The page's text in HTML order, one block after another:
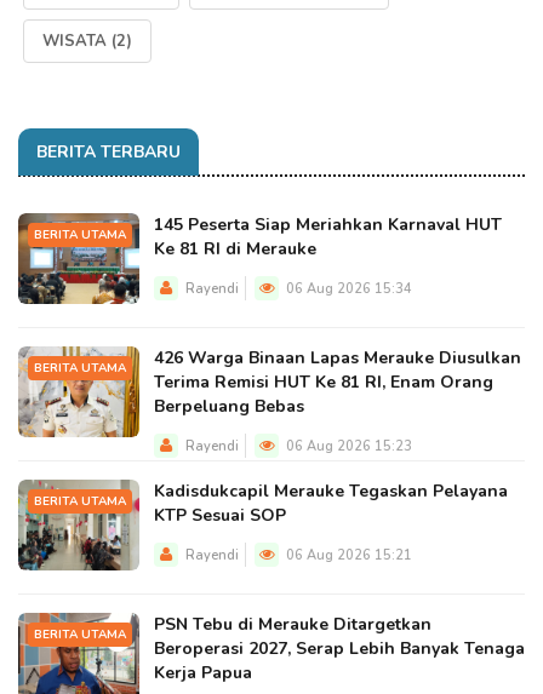
WISATA (2)
BERITA TERBARU
BERITA UTAMA
145 Peserta Siap Meriahkan Karnaval HUT
Ke 81 RI di Merauke
Rayendi 06 Aug 2026 15:34
BERITA UTAMA
426 Warga Binaan Lapas Merauke Diusulkan
Terima Remisi HUT Ke 81 RI, Enam Orang
Berpeluang Bebas
Rayendi 06 Aug 2026 15:23
BERITA UTAMA
Kadisdukcapil Merauke Tegaskan Pelayana
KTP Sesuai SOP
Rayendi 06 Aug 2026 15:21
BERITA UTAMA
PSN Tebu di Merauke Ditargetkan
Beroperasi 2027, Serap Lebih Banyak Tenaga
Kerja Papua